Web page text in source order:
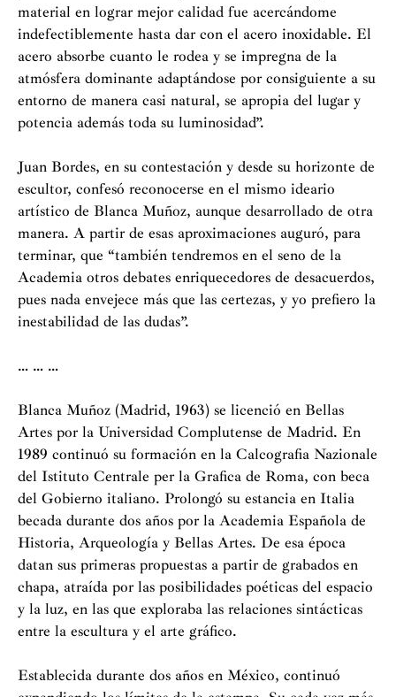
material en lograr mejor calidad fue acercándome
indefectiblemente hasta dar con el acero inoxidable. El
acero absorbe cuanto le rodea y se impregna de la
atmósfera dominante adaptándose por consiguiente a su
entorno de manera casi natural, se apropia del lugar y
potencia además toda su luminosidad”.
Juan Bordes, en su contestación y desde su horizonte de
escultor, confesó reconocerse en el mismo ideario
artístico de Blanca Muñoz, aunque desarrollado de otra
manera. A partir de esas aproximaciones auguró, para
terminar, que “también tendremos en el seno de la
Academia otros debates enriquecedores de desacuerdos,
pues nada envejece más que las certezas, y yo prefiero la
inestabilidad de las dudas”.
… … …
Blanca Muñoz (Madrid, 1963) se licenció en Bellas
Artes por la Universidad Complutense de Madrid. En
1989 continuó su formación en la Calcografia Nazionale
del Istituto Centrale per la Grafica de Roma, con beca
del Gobierno italiano. Prolongó su estancia en Italia
becada durante dos años por la Academia Española de
Historia, Arqueología y Bellas Artes. De esa época
datan sus primeras propuestas a partir de grabados en
chapa, atraída por las posibilidades poéticas del espacio
y la luz, en las que exploraba las relaciones sintácticas
entre la escultura y el arte gráfico.
Establecida durante dos años en México, continuó